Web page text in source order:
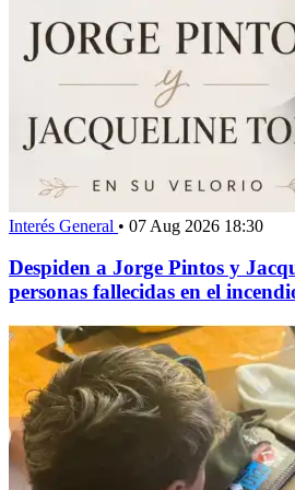
Interés General • 07 Aug 2026 18:30
Despiden a Jorge Pintos y
personas fallecidas en el